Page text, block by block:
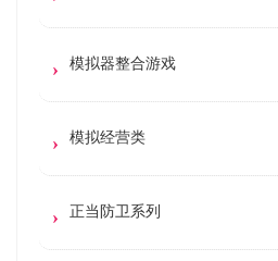
模拟器整合游戏
模拟经营类
正当防卫系列